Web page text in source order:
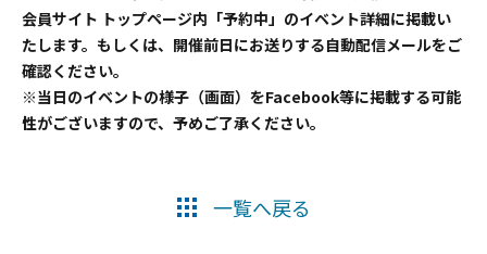
会員サイト トップページ内「予約中」のイベント詳細に掲載い
たします。もしくは、開催前日にお送りする自動配信メールをご
確認ください。
※当日のイベントの様子（画面）をFacebook等に掲載する可能
性がございますので、予めご了承ください。
一覧へ戻る